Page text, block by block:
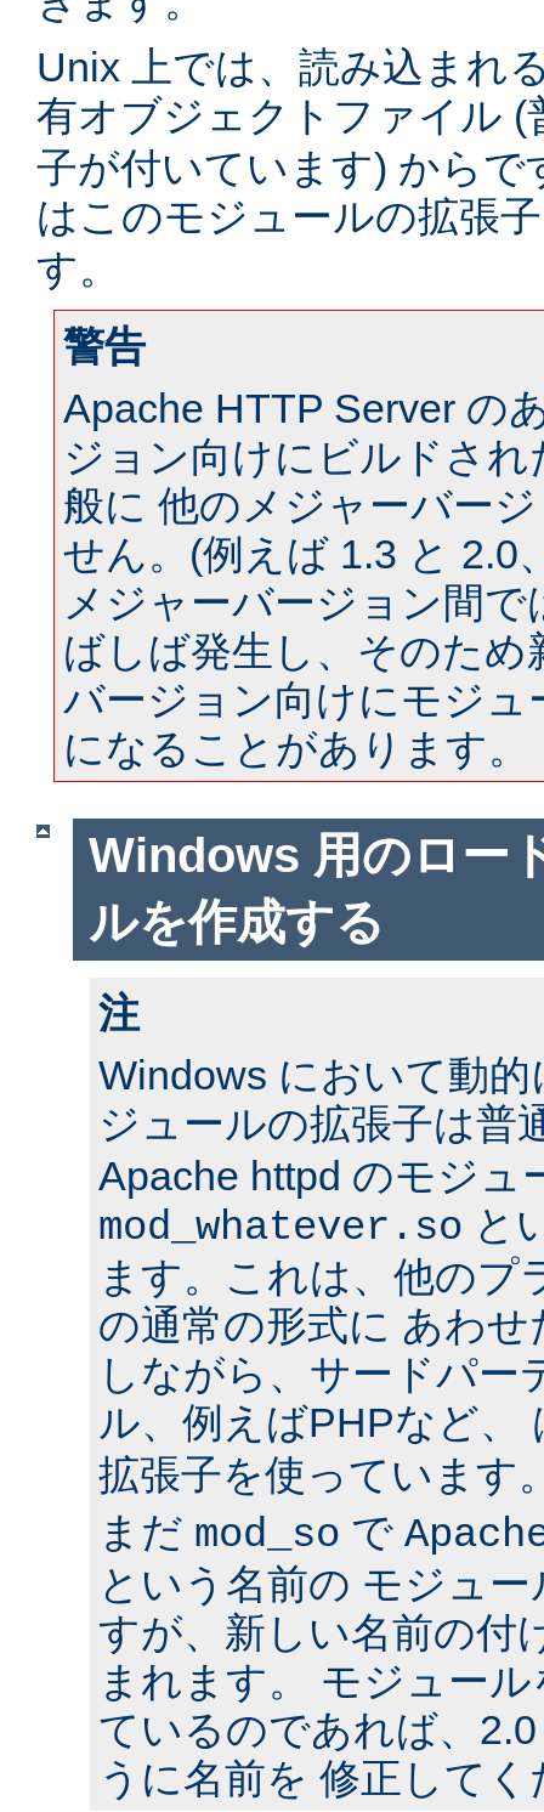
Unix 上では、読み込まれ
有オブジェクトファイル
子が付いています) からで
はこのモジュールの拡張
す。
警告
Apache HTTP Server の
ジョン向けにビルドさ
般に 他のメジャーバー
せん。(例えば 1.3 と 2.0
メジャーバージョン間
ばしば発生し、そのため
バージョン向けにモジュ
になることがあります。
Windows 用のロー
ルを作成する
注
Windows において動
ジュールの拡張子は普
Apache httpd のモジュ
mod_whatever.so と
ます。これは、他のプ
の通常の形式に あわ
しながら、サードパー
ル、例えばPHPなど、
拡張子を使っています
まだ mod_so で
という名前の モジュ
すが、新しい名前の付
まれます。 モジュー
ているのであれば、
うに名前を 修正して